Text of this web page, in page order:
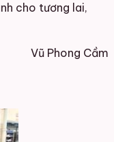
cho tương lai,
Vũ Phong Cầm